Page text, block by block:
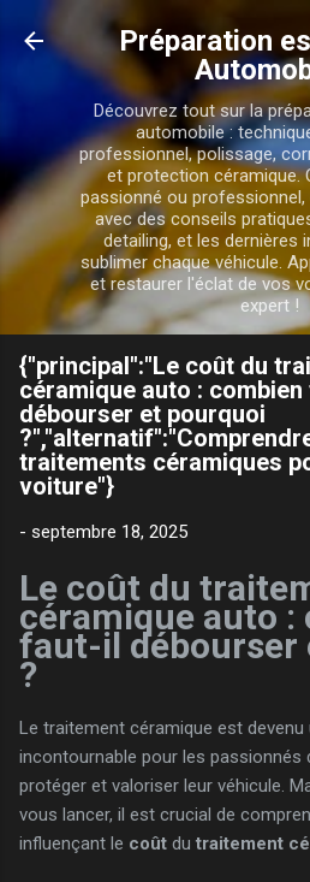
Accéder au
Préparation
Découvrez tout sur la
automobile :
professionnel, polissage,
et protection céramique.
passionné ou
avec des conseils
detailing, et les dernières
sublimer chaque véhicule.
et restaurer l'éclat de vos
expert !
{"principal":"Le coût du
céramique auto :
débourser et pourquoi
traitements céramiques
voiture"}
- septembre 18, 2025
Le coût du
céramique auto :
faut-il débourser
?
Le traitement céramique est devenu
incontournable pour les passionnés
protéger et valoriser leur véhicule.
vous lancer, il est crucial de
influençant le coût du traitement